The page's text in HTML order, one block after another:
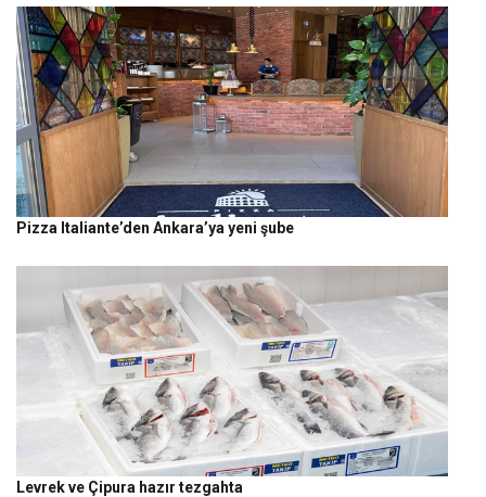
Pizza Italiante’den Ankara’ya yeni şube
Levrek ve Çipura hazır tezgahta